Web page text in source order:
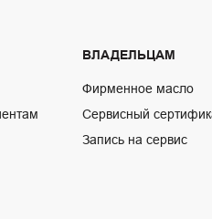
ВЛАДЕЛЬЦАМ
Фирменное масло
Сервисный
Запись на сервис